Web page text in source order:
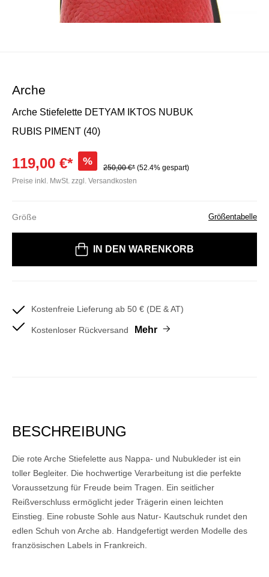
Arche
Arche Stiefelette DETYAM IKTOS NUBUK
RUBIS PIMENT (40)
119,00 €* %
250,00 €* (52.4% gespart)
Preise inkl. MwSt. zzgl. Versandkosten
Größe Größentabelle
IN DEN WARENKORB
Kostenfreie Lieferung ab 50 € (DE & AT)
Kostenloser Rückversand Mehr
BESCHREIBUNG
Die rote Arche Stiefelette aus Nappa- und Nubukleder ist ein
toller Begleiter. Die hochwertige Verarbeitung ist die perfekte
Voraussetzung für Freude beim Tragen. Ein seitlicher
Reißverschluss ermöglicht jeder Trägerin einen leichten
Einstieg. Eine robuste Sohle aus Natur- Kautschuk rundet den
edlen Schuh von Arche ab. Handgefertigt werden Modelle des
französischen Labels in Frankreich.